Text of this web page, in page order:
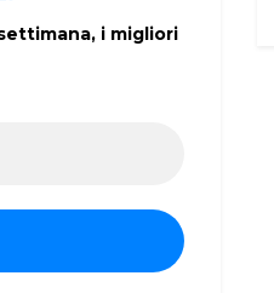
i migliori